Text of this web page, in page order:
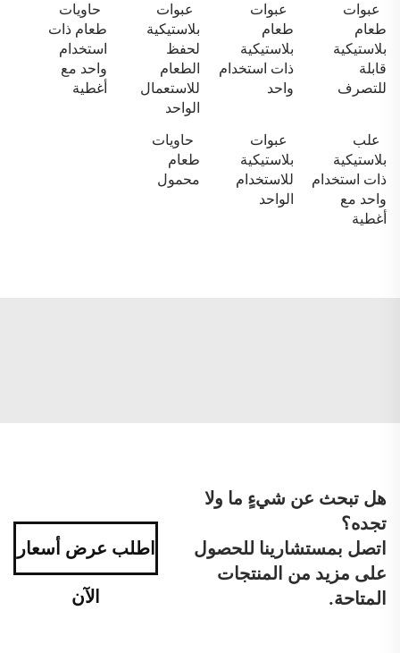
عبوات
طعام
بلاستيكية
قابلة
للتصرف
عبوات
طعام
بلاستيكية
ذات استخدام
واحد
عبوات
بلاستيكية
لحفظ
الطعام
للاستعمال
الواحد
حاويات
طعام ذات
استخدام
واحد مع
أغطية
علب
بلاستيكية
ذات استخدام
واحد مع
أغطية
عبوات
بلاستيكية
للاستخدام
الواحد
حاويات
طعام
محمول
هل تبحث عن شيءٍ ما ولا
تجده؟
اتصل بمستشارينا للحصول
على مزيد من المنتجات
المتاحة.
اطلب عرض أسعار
الآن